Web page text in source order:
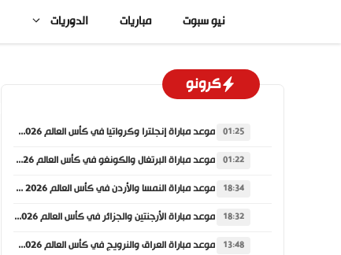
المحتوى
نيو سبوت مباريات الدوريات
كرونو
01:25 موعد مباراة إنجلترا وكرواتيا في كأس العالم 2026 والقنوات الناقلة
01:22 موعد مباراة البرتغال والكونغو في كأس العالم 2026 والقنوات الناقلة
18:34 موعد مباراة النمسا والأردن في كأس العالم 2026 والقنوات الناقلة
18:32 موعد مباراة الأرجنتين والجزائر في كأس العالم 2026 والقنوات الناقلة
13:48 موعد مباراة العراق والنرويج في كأس العالم 2026 والقنوات الناقلة